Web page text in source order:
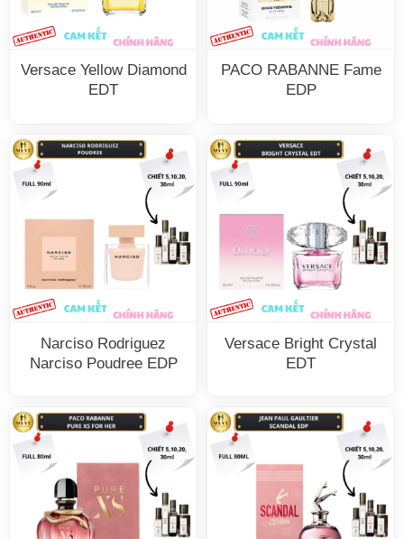
Versace Yellow Diamond
EDT
PACO RABANNE Fame
EDP
Narciso Rodriguez
Narciso Poudree EDP
Versace Bright Crystal
EDT